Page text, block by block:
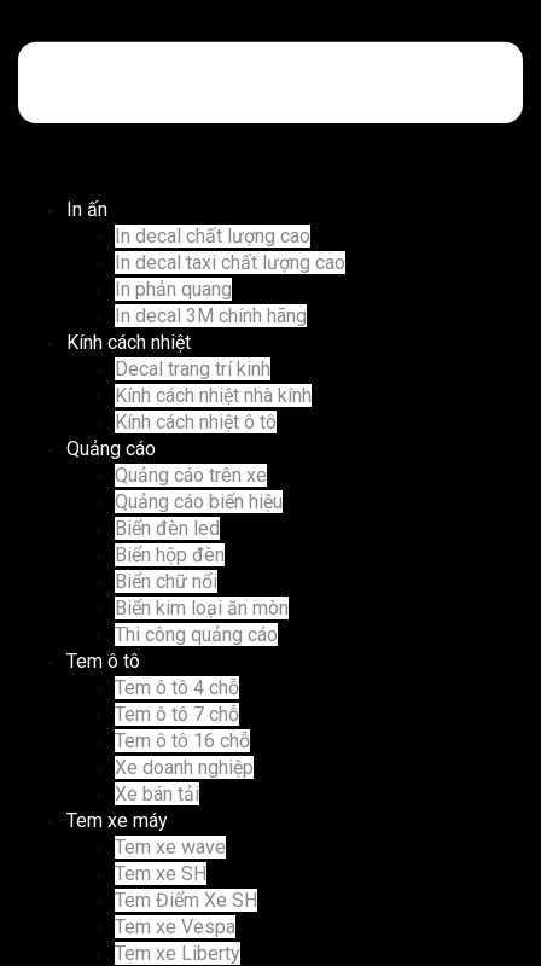
In ấn
In decal chất lượng cao
In decal taxi chất lượng cao
In phản quang
In decal 3M chính hãng
Kính cách nhiệt
Decal trang trí kinh
Kính cách nhiệt nhà kính
Kính cách nhiệt ô tô
Quảng cáo
Quảng cáo trên xe
Quảng cáo biển hiệu
Biển đèn led
Biển hộp đèn
Biển chữ nổi
Biển kim loại ăn mòn
Thi công quảng cáo
Tem ô tô
Tem ô tô 4 chỗ
Tem ô tô 7 chỗ
Tem ô tô 16 chỗ
Xe doanh nghiệp
Xe bán tải
Tem xe máy
Tem xe wave
Tem xe SH
Tem Điểm Xe SH
Tem xe Vespa
Tem xe Liberty